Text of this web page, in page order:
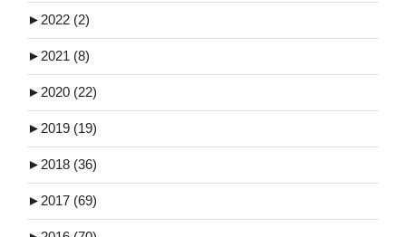
► 2022 (2)
► 2021 (8)
► 2020 (22)
► 2019 (19)
► 2018 (36)
► 2017 (69)